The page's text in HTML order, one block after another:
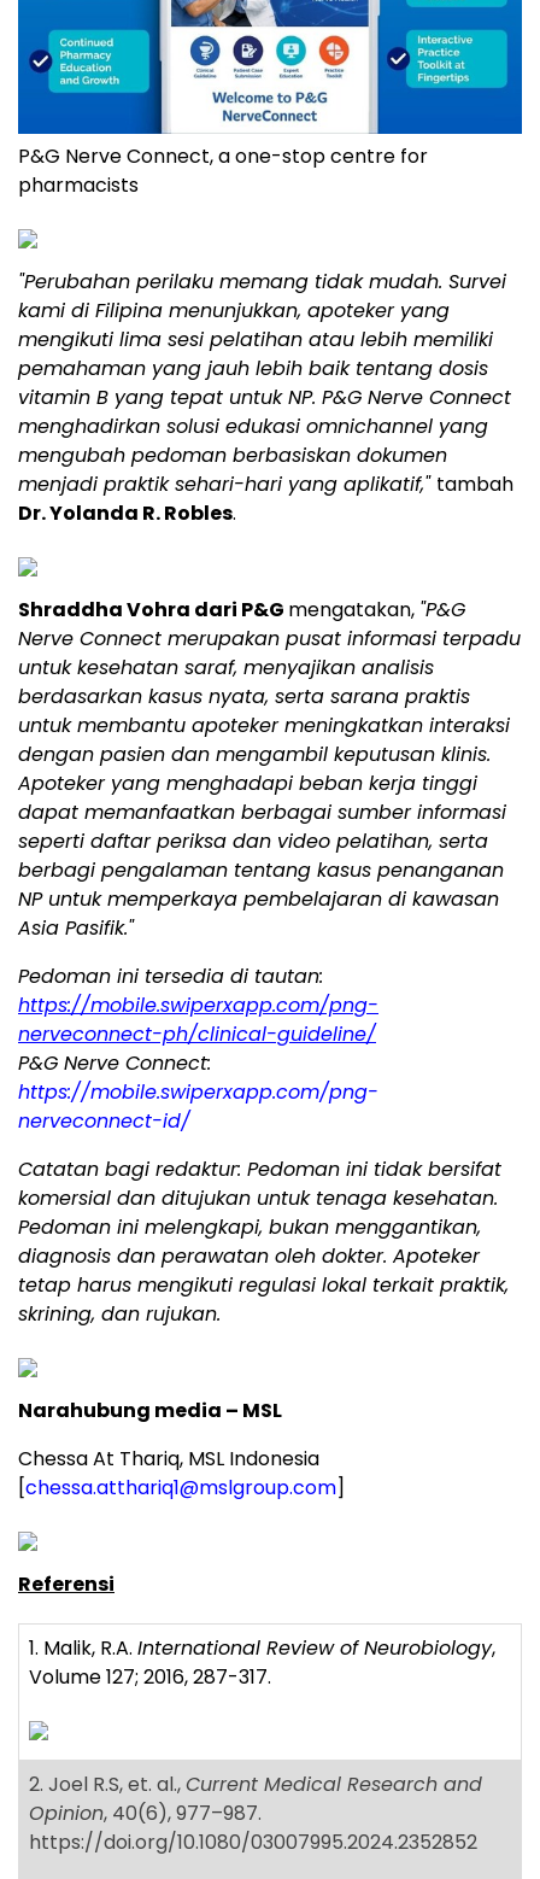
P&G Nerve Connect, a one-stop centre for
pharmacists
"Perubahan perilaku memang tidak mudah. Survei
kami di Filipina menunjukkan, apoteker yang
mengikuti lima sesi pelatihan atau lebih memiliki
pemahaman yang jauh lebih baik tentang dosis
vitamin B yang tepat untuk NP. P&G Nerve Connect
menghadirkan solusi edukasi omnichannel yang
mengubah pedoman berbasiskan dokumen
menjadi praktik sehari-hari yang aplikatif," tambah
Dr. Yolanda R. Robles.
Shraddha Vohra dari P&G mengatakan, "P&G
Nerve Connect merupakan pusat informasi terpadu
untuk kesehatan saraf, menyajikan analisis
berdasarkan kasus nyata, serta sarana praktis
untuk membantu apoteker meningkatkan interaksi
dengan pasien dan mengambil keputusan klinis.
Apoteker yang menghadapi beban kerja tinggi
dapat memanfaatkan berbagai sumber informasi
seperti daftar periksa dan video pelatihan, serta
berbagi pengalaman tentang kasus penanganan
NP untuk memperkaya pembelajaran di kawasan
Asia Pasifik."
Pedoman ini tersedia di tautan:
https://mobile.swiperxapp.com/png-
nerveconnect-ph/clinical-guideline/
P&G Nerve Connect:
https://mobile.swiperxapp.com/png-
nerveconnect-id/
Catatan bagi redaktur: Pedoman ini tidak bersifat
komersial dan ditujukan untuk tenaga kesehatan.
Pedoman ini melengkapi, bukan menggantikan,
diagnosis dan perawatan oleh dokter. Apoteker
tetap harus mengikuti regulasi lokal terkait praktik,
skrining, dan rujukan.
Narahubung media – MSL
Chessa At Thariq, MSL Indonesia
[chessa.atthariq1@mslgroup.com]
Referensi
1. Malik, R.A. International Review of Neurobiology,
Volume 127; 2016, 287-317.
2. Joel R.S, et. al.,Current Medical Research and
Opinion, 40(6), 977–987.
https://doi.org/10.1080/03007995.2024.2352852